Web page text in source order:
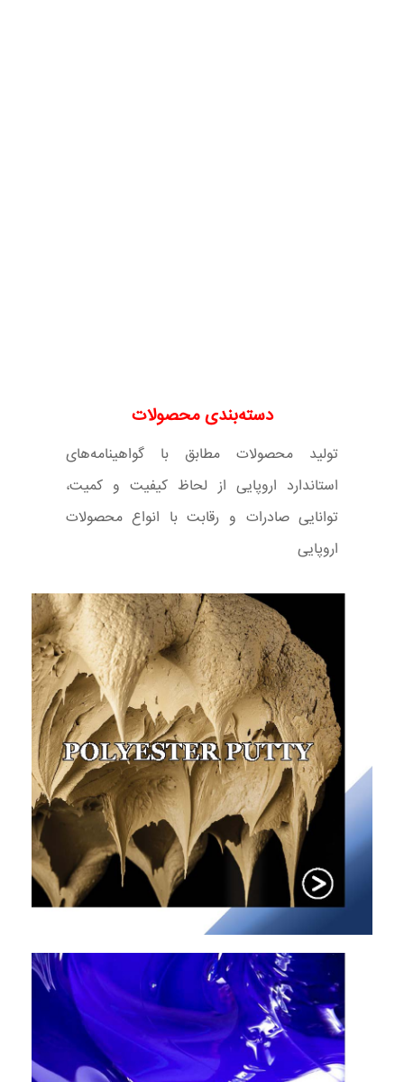
دسته‌بندی محصولات
تولید محصولات مطابق با گواهینامه‌های
استاندارد اروپایی از لحاظ کیفیت و کمیت،
توانایی صادرات و رقابت با انواع محصولات
اروپایی